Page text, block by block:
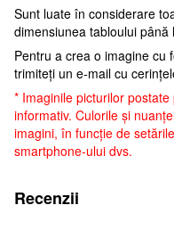
Sunt luate în considerare
dimensiunea tabloului
Pentru a crea o imagine cu
trimiteți un e-mail cu
* Imaginile picturilor
informativ. Culorile și
imagini, în funcție de
smartphone-ului dvs.
Recenzii